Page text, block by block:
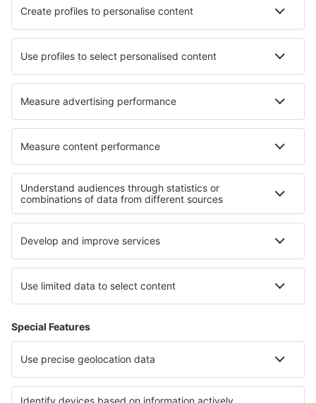
Hoteluri în Moosup Hoteluri în Evian Les Bains
Hoteluri în Breckenridge Hoteluri în Bollwiller
Cele mai bune hoteluri - regiuni
Hoteluri in Puntarenas Hoteluri în Guanacaste
Hoteluri in Cahuita National Park Hoteluri in Drake Bay
Hoteluri în Costa Rica Hoteluri in Langkawi
Hoteluri in Guvernoratul Qena Hoteluri in Durres